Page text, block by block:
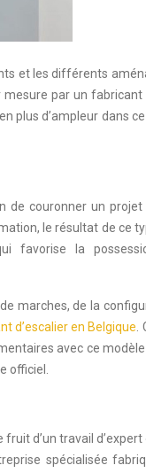
et les différents
mesure par un fabricant
plus d’ampleur dans
de couronner un projet
le résultat de ce
favorise la
marches, de la
d’escalier en Belgique
avec ce modèle
officiel.
d’un travail d’expert
spécialisée